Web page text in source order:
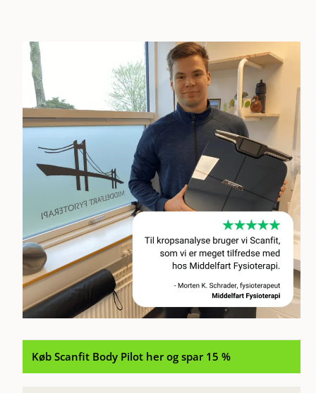
Køb Scanfit Body Pilot her og spar 15 %